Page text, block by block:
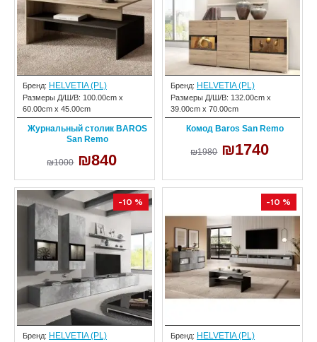
Бренд: HELVETIA (PL)
Размеры Д/Ш/В: 100.00cm x
60.00cm x 45.00cm
Журнальный столик BAROS
San Remo
₪1000 ₪840
Бренд: HELVETIA (PL)
Размеры Д/Ш/В: 132.00cm x
39.00cm x 70.00cm
Комод Baros San Remo
₪1980 ₪1740
-10 %
Бренд: HELVETIA (PL)
-10 %
Бренд: HELVETIA (PL)